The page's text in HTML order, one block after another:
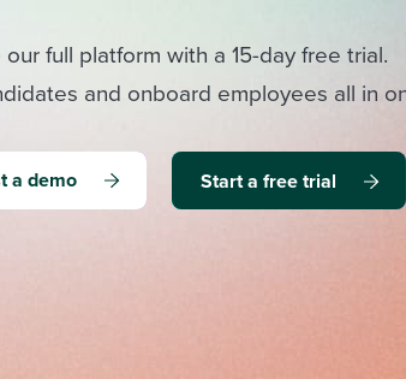
our full platform with a 15-day free trial.
and onboard employees all in
a demo Start a free trial